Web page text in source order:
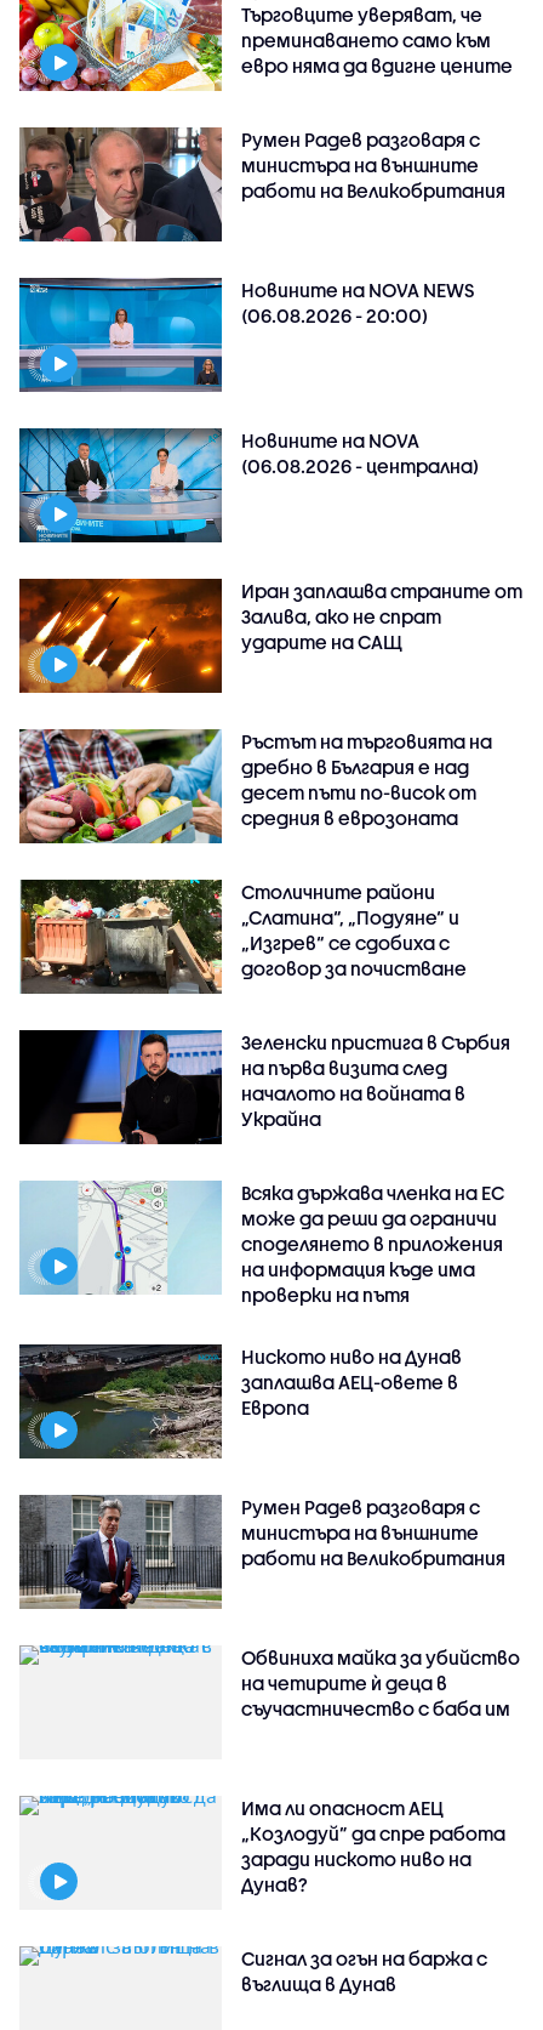
Търговците уверяват, че
преминаването само към
евро няма да вдигне цените
Румен Радев разговаря с
министъра на външните
работи на Великобритания
Новините на NOVA NEWS
(06.08.2026 - 20:00)
Новините на NOVA
(06.08.2026 - централна)
Иран заплашва страните от
Залива, ако не спрат
ударите на САЩ
Ръстът на търговията на
дребно в България е над
десет пъти по-висок от
средния в еврозоната
Столичните райони
„Слатина“, „Подуяне“ и
„Изгрев“ се сдобиха с
договор за почистване
Зеленски пристига в Сърбия
на първа визита след
началото на войната в
Украйна
Всяка държава членка на ЕС
може да реши да ограничи
споделянето в приложения
на информация къде има
проверки на пътя
Ниското ниво на Дунав
заплашва АЕЦ-овете в
Европа
Румен Радев разговаря с
министъра на външните
работи на Великобритания
Обвиниха майка за убийство
на четирите ѝ деца в
съучастничество с баба им
Има ли опасност АЕЦ
„Козлодуй” да спре работа
заради ниското ниво на
Дунав?
Сигнал за огън на баржа с
въглища в Дунав